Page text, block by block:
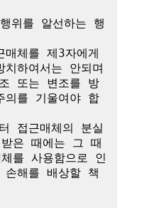
위를 알선하는 행
체를 제3자에게
하여서는 안되며
또는 변조를 방
의를 기울여야 합
접근매체의 분실
은 때에는 그 때
를 사용함으로 인
손해를 배상할 책